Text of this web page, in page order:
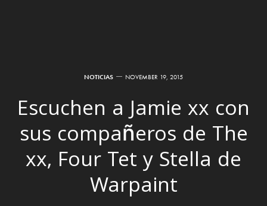
NOTICIAS NOVEMBER 19, 2015
Escuchen a Jamie xx con
sus compañeros de The
xx, Four Tet y Stella de
Warpaint